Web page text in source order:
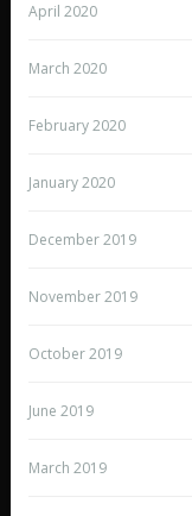
April 2020
March 2020
February 2020
January 2020
December 2019
November 2019
October 2019
June 2019
March 2019